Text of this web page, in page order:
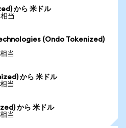
から 米ドル
当
(Ondo Tokenized)
当
から 米ドル
当
から 米ドル
当